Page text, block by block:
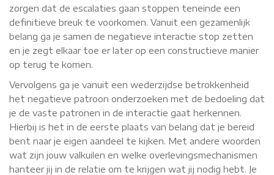
zorgen dat de escalaties gaan stoppen teneinde een
definitieve breuk te voorkomen. Vanuit een gezamenlijk
belang ga je samen de negatieve interactie stop zetten
en je zegt elkaar toe er later op een constructieve manier
op terug te komen.
Vervolgens ga je vanuit een wederzijdse betrokkenheid
het negatieve patroon onderzoeken met de bedoeling dat
je de vaste patronen in de interactie gaat herkennen.
Hierbij is het in de eerste plaats van belang dat je bereid
bent naar je eigen aandeel te kijken. Met andere woorden
wat zijn jouw valkuilen en welke overlevingsmechanismen
hanteer jij in de relatie om te krijgen wat jij nodig hebt. Je